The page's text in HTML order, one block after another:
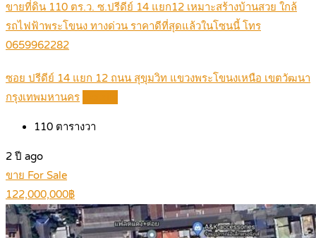
ขายที่ดิน 110 ตร.ว. ซ.ปรีดีย์ 14 แยก12 เหมาะสร้างบ้านสวย ใกล้
รถไฟฟ้าพระโขนง ทางด่วน ราคาดีที่สุดแล้วในโซนนี้ โทร
0659962282
ซอย ปรีดีย์ 14 แยก 12 ถนน สุขุมวิท แขวงพระโขนงเหนือ เขตวัฒนา
กรุงเทพมหานคร
110 ตารางวา
2 ปี ago
ขาย For Sale
122,000,000฿